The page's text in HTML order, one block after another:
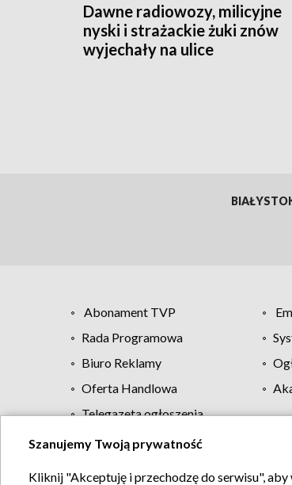
Dawne radiowozy, milicyjne
nyski i strażackie żuki znów
wyjechały na ulice
Abonament TVP
Rada Programowa
Biuro Reklamy
Oferta Handlowa
Telegazeta ogłoszenia
Szanujemy Twoją prywatność
Kliknij "Akceptuję i przechodzę do serwisu",